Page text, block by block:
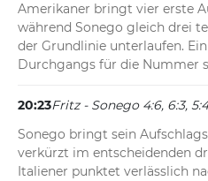
Amerikaner bringt vier erste
während Sonego gleich drei
der Grundlinie unterlaufen.
Durchgangs für die Nummer
20:23Fritz - Sonego 4:6, 6:3, 5:4
Sonego bringt sein
verkürzt im entscheidenden
Italiener punktet verlässlich